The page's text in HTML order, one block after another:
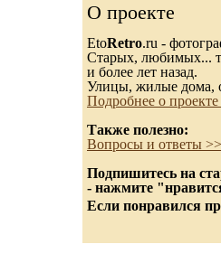
О проекте
EtoRetro.ru -
Старых, любимых...
и более лет назад.
Улицы, жилые дома,
Подробнее о
Также полезно:
Вопросы и ответы >>
Подпишитесь на
- нажмите
Если понравился